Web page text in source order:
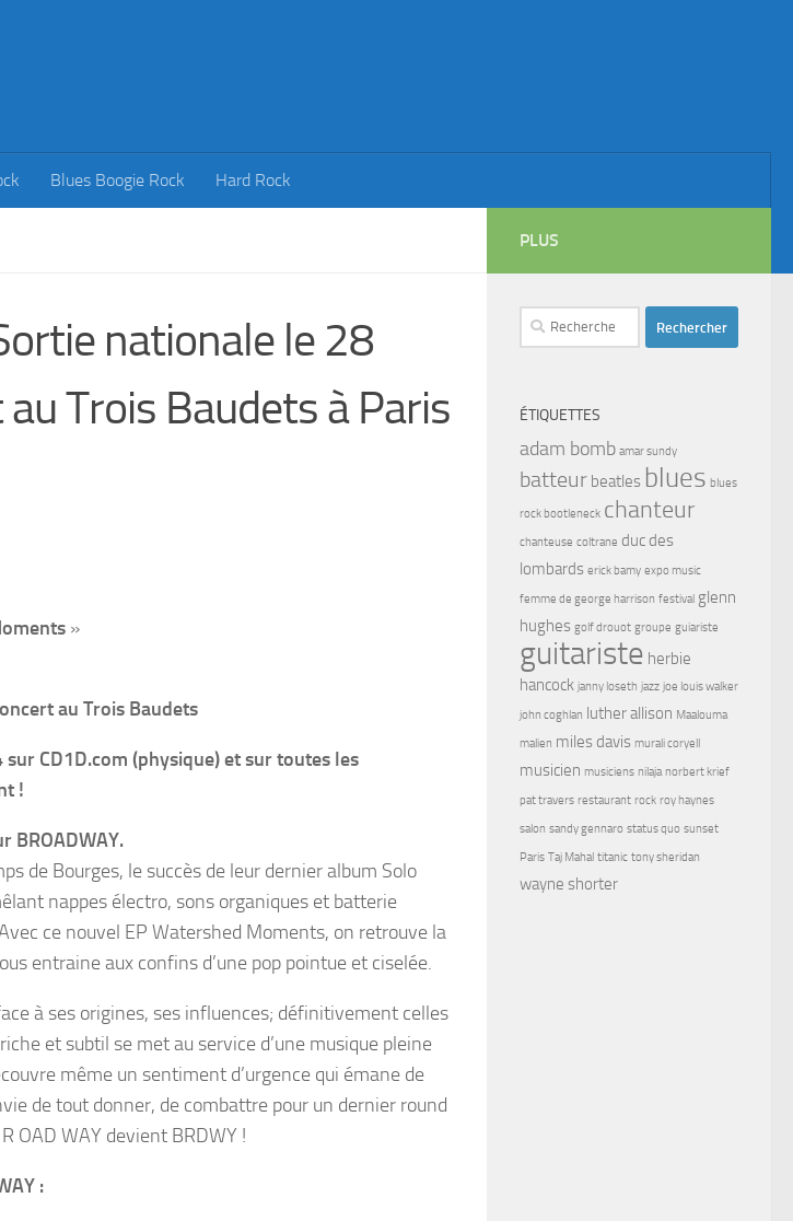
Blues Boogie Rock Hard Rock
nationale le 28
Trois Baudets à Paris
»
au Trois Baudets
CD1D.com (physique) et sur toutes les
!
BROADWAY.
de Bourges, le succès de leur dernier album Solo
nappes électro, sons organiques et batterie
ce nouvel EP Watershed Moments, on retrouve la
entraine aux confins d’une pop pointue et ciselée.
à ses origines, ses influences; définitivement celles
et subtil se met au service d’une musique pleine
même un sentiment d’urgence qui émane de
de tout donner, de combattre pour un dernier round
OAD WAY devient BRDWY !
:
PLUS
Rechercher :
ÉTIQUETTES
adam bomb amar sundy
batteur beatles blues blues
rock bootleneck chanteur
chanteuse coltrane duc des
lombards erick bamy expo music
femme de george harrison festival glenn
hughes golf drouot groupe guiariste
guitariste herbie
hancock janny loseth jazz joe louis walker
john coghlan luther allison Maalouma
malien miles davis murali coryell
musicien musiciens nilaja norbert krief
pat travers restaurant rock roy haynes
salon sandy gennaro status quo sunset
Paris Taj Mahal titanic tony sheridan
wayne shorter